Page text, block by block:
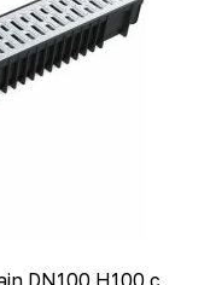
DN100 H100 с